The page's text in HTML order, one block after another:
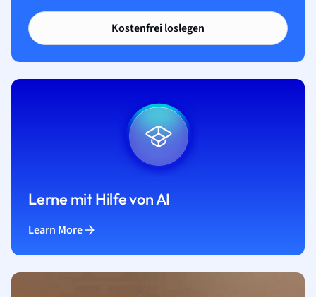
Kostenfrei loslegen
Lerne mit Hilfe von AI
Learn More